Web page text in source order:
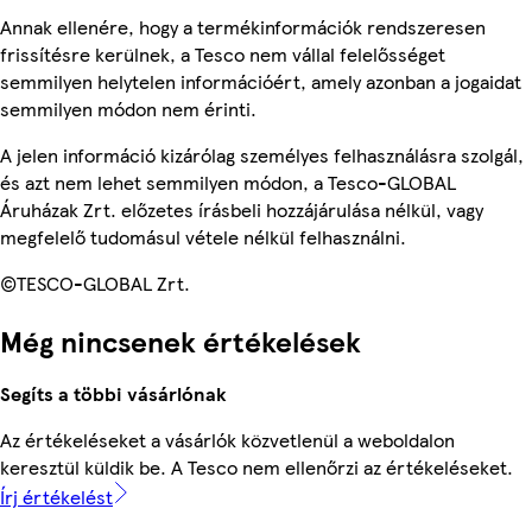
Annak ellenére, hogy a termékinformációk rendszeresen
frissítésre kerülnek, a Tesco nem vállal felelősséget
semmilyen helytelen információért, amely azonban a jogaidat
semmilyen módon nem érinti.
A jelen információ kizárólag személyes felhasználásra szolgál,
és azt nem lehet semmilyen módon, a Tesco-GLOBAL
Áruházak Zrt. előzetes írásbeli hozzájárulása nélkül, vagy
megfelelő tudomásul vétele nélkül felhasználni.
©TESCO-GLOBAL Zrt.
Még nincsenek értékelések
Segíts a többi vásárlónak
Az értékeléseket a vásárlók közvetlenül a weboldalon
keresztül küldik be. A Tesco nem ellenőrzi az értékeléseket.
Írj értékelést